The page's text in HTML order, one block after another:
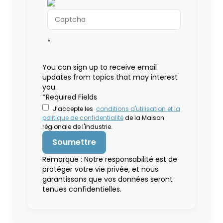
*
You can sign up to receive email
updates from topics that may interest
you.
*Required Fields
J’accepte les conditions d'utilisation et la
politique de confidentialitéde la Maison
régionale de l'industrie.
Remarque : Notre responsabilité est de
protéger votre vie privée, et nous
garantissons que vos données seront
tenues confidentielles.